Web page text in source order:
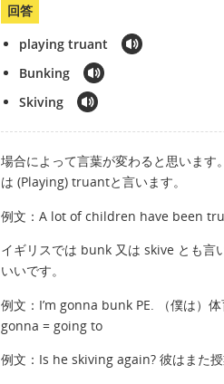
回答
playing truant
Bunking
Skiving
場合によって言葉が変わると思いま
は (Playing) truantと言います。
例文：A lot of children have been
イギリスでは bunk 又は skive とも言
いいです。
例文：I’m gonna bunk PE. （僕は）体
gonna = going to
例文：Is he skiving again? 彼はまた